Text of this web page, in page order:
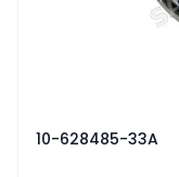
10-628485-33A